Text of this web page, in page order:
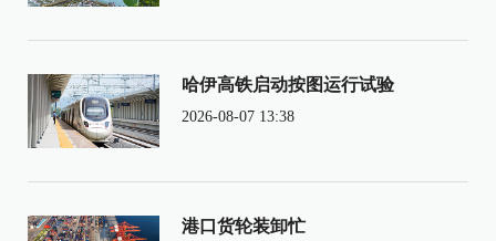
哈伊高铁启动按图运行试验
2026-08-07 13:38
港口货轮装卸忙